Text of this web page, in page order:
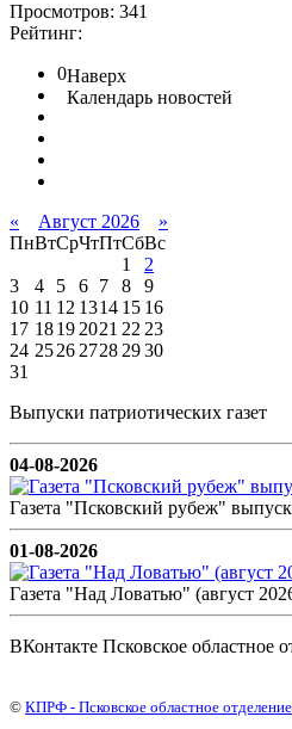
Просмотров: 341
Рейтинг:
0Наверх
Календарь новостей
« Август 2026
»
ПнВтСрЧтПтСбВс
1
2
3
4 5 6 7 8
9
10 11 12 1314 15 16
17 18192021 2223
24 252627282930
31
Выпуски патриотических газет
04-08-2026
Газета "Псковский рубеж"
01-08-2026
Газета "Над Ловатью" (август
ВКонтакте Псковское областное
© КПРФ - Псковское областное отделение